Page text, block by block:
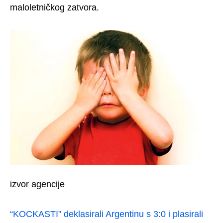
maloletničkog zatvora.
izvor agencije
“KOCKASTI” deklasirali Argentinu s 3:0 i plasirali